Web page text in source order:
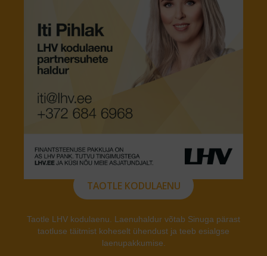
TAOTLE KODULAENU
Taotle LHV kodulaenu. Laenuhaldur võtab Sinuga pärast
taotluse täitmist koheselt ühendust ja teeb esialgse
laenupakkumise.